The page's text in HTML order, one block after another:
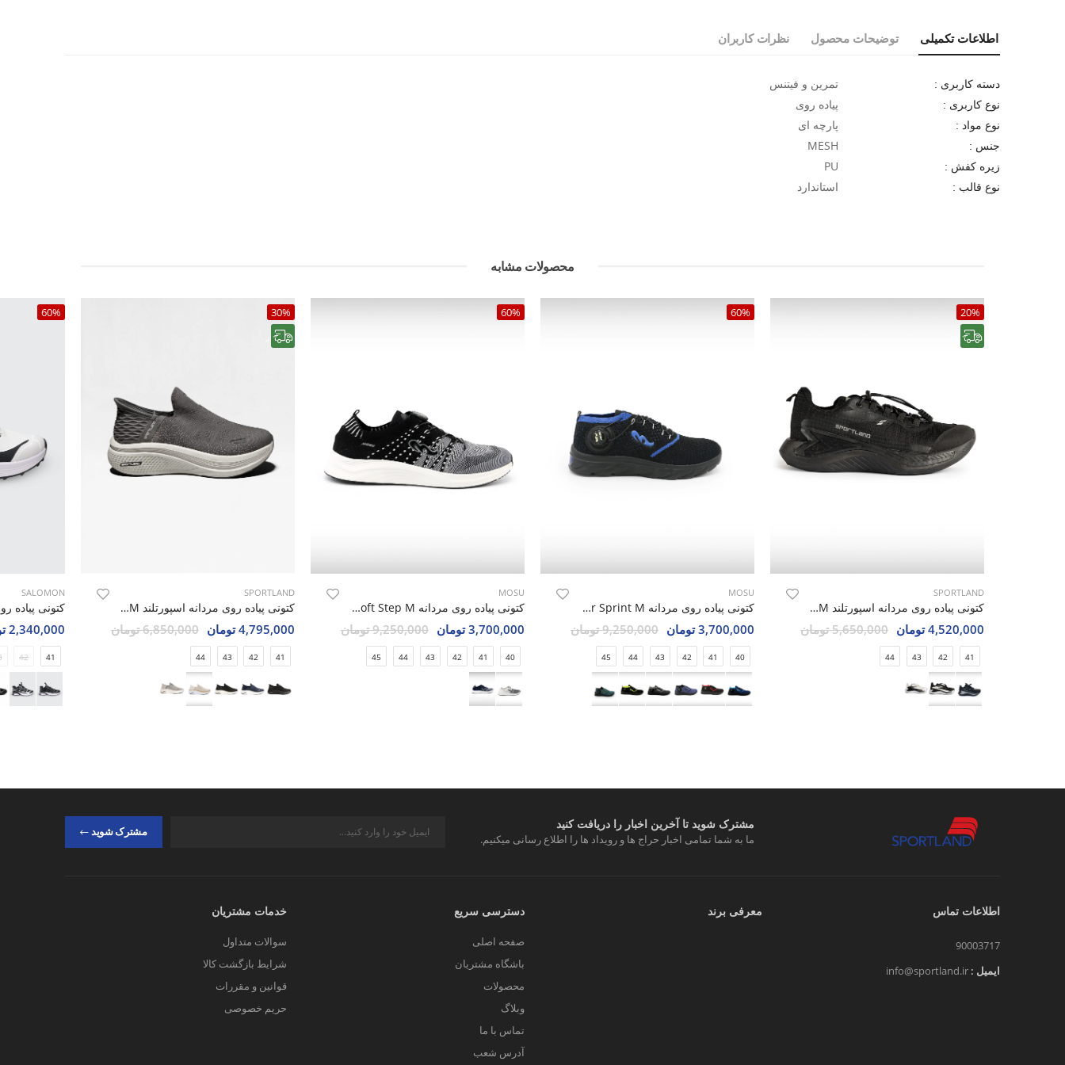
اطلاعات تکمیلی توضیحات محصول نظرات کاربران
دسته کاربری : تمرین و فیتنس
نوع کاربری : پیاده روی
نوع مواد : پارچه ای
جنس : MESH
زیره کفش : PU
نوع قالب : استاندارد
محصولات مشابه
20%
SPORTLAND
کتونی پیاده روی مردانه اسپورتلند Active Steps M
4,520,000 تومان 5,650,000 تومان
41
42
43
44
60%
MOSU
کتونی پیاده روی مردانه MOSU Air Sprint M
3,700,000 تومان 9,250,000 تومان
40
41
42
43
44
45
60%
MOSU
کتونی پیاده روی مردانه MOSU Soft Step M
3,700,000 تومان 9,250,000 تومان
40
41
42
43
44
45
30%
SPORTLAND
کتونی پیاده روی مردانه اسپورتلند Lite Sprint M
4,795,000 تومان 6,850,000 تومان
41
42
43
44
60%
SALOMON
2,340,000 تومان
41
42
مشترک شوید تا آخرین اخبار را دریافت کنید
ما به شما تمامی اخبار حراج ها و رویداد ها را اطلاع رسانی میکنیم.
مشترک شوید
اطلاعات تماس
90003717
ایمیل : info@sportland.ir
معرفی برند دسترسی سریع
صفحه اصلی
باشگاه مشتریان
محصولات
وبلاگ
تماس با ما
آدرس شعب
خدمات مشتریان
سوالات متداول
شرایط بازگشت کالا
قوانین و مقررات
حریم خصوصی